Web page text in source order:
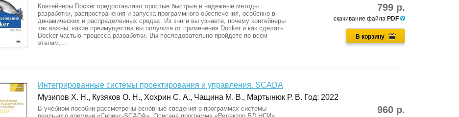
799 р.
скачивание файла PDF
В корзину
Контейнеры Docker предоставляют простые быстрые и надежные методы
разработки, распространения и запуска программного обеспечения, особенно в
динамических и распределенных средах. Из книги вы узнаете, почему контейнеры
так важны, какие преимущества вы получите от применения Docker и как сделать
Docker частью процесса разработки. Вы последовательно пройдете по всем
этапам,...
Интегрированные системы проектирования и управления. SCADA
Музипов Х. Н., Кузяков О. Н., Хохрин С. А., Чащина М. В., Мартынюк Р. В. Год: 2022
960 р.
В учебном пособии рассмотрены основные сведения о программах системы